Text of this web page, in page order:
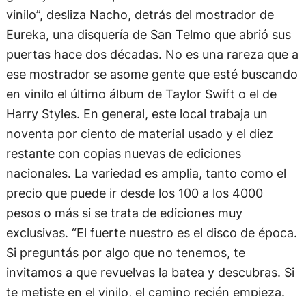
vinilo”, desliza Nacho, detrás del mostrador de
Eureka, una disquería de San Telmo que abrió sus
puertas hace dos décadas. No es una rareza que a
ese mostrador se asome gente que esté buscando
en vinilo el último álbum de Taylor Swift o el de
Harry Styles. En general, este local trabaja un
noventa por ciento de material usado y el diez
restante con copias nuevas de ediciones
nacionales. La variedad es amplia, tanto como el
precio que puede ir desde los 100 a los 4000
pesos o más si se trata de ediciones muy
exclusivas. “El fuerte nuestro es el disco de época.
Si preguntás por algo que no tenemos, te
invitamos a que revuelvas la batea y descubras. Si
te metiste en el vinilo, el camino recién empieza.